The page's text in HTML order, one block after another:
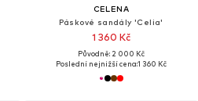
CELENA
Páskové sandály 'Celia'
1 360 Kč
Původně: 2 000 Kč
Poslední nejnižší cena:1 360 Kč